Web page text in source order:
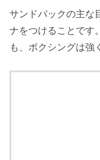
サンドバックの主な
ナをつけることです
も、ボクシングは強